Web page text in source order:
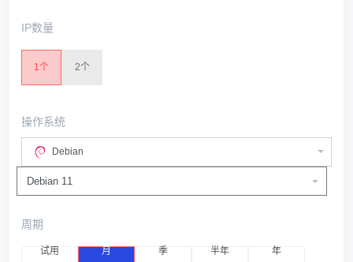
IP数量
1个 2个
操作系统
Debian
周期
试用 月 季 半年 年